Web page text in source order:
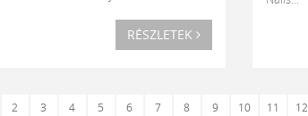
RÉSZLETEK
2 3 4 5 6 7 8 9 10 11 12